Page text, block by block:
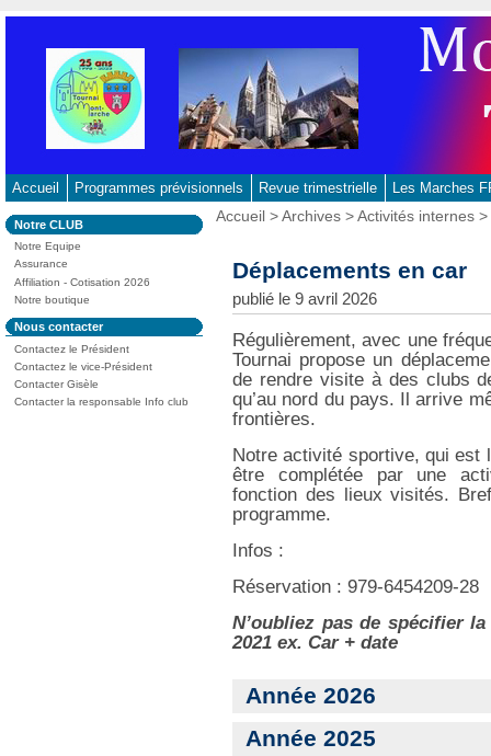
contenu
principal
-
Aller
à
la
recherche
Accueil Programmes prévisionnels Revue trimestrielle Les Marches
Dans
la
rubrique
:
Notre CLUB
Notre Equipe
Assurance
Affiliation - Cotisation 2026
Notre boutique
Dans
la
rubrique
:
Nous contacter
Contactez le Président
Contactez le vice-Président
Contacter Gisèle
Contacter la responsable Info club
Vous
Accueil >Archives >Activités internes >
Déplacements en car
publié le 9 avril 2026
Régulièrement, avec une
Tournai propose un
de rendre visite à des clubs
qu’au nord du pays. Il arrive
frontières.
Notre activité sportive, qui est
être complétée par une
fonction des lieux visités.
programme.
Infos :
Réservation : 979-6454209-28
N’oubliez pas de spécifier
2021 ex. Car + date
Année 2026
Année 2025